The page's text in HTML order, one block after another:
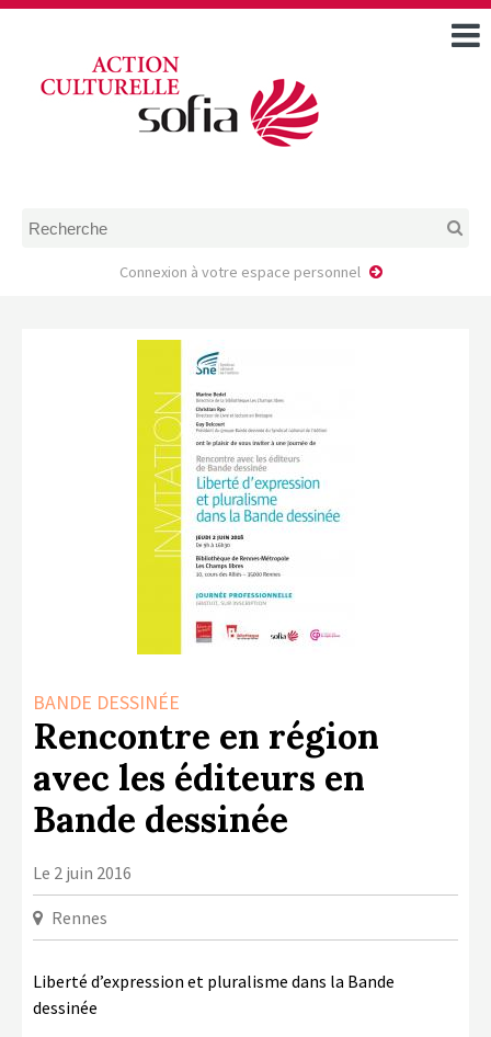
DOSSIERS DE DEMANDE
LA COPIE PRIVÉE
Connexion à votre espace personnel
BANDE DESSINÉE
Rencontre en région
avec les éditeurs en
Bande dessinée
Le 2 juin 2016
Rennes
Liberté d’expression et pluralisme dans la Bande
dessinée